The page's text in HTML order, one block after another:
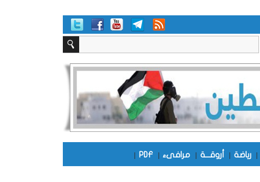
| رياضة | أروقـــة | مرافىء |
PDF
|